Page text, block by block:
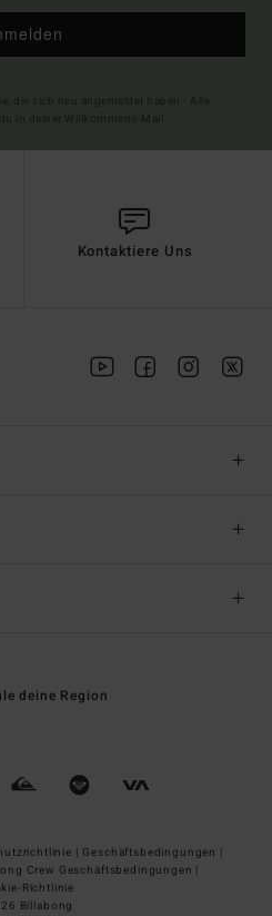
Kontaktiere Uns
deine Region
| Geschäftsbedingungen |
Crew Geschäftsbedingungen |
Richtlinie
Billabong